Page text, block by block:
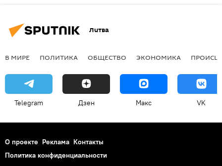
Литва
В МИРЕ ПОЛИТИКА ОБЩЕСТВО ЭКОНОМИКА
Telegram Дзен Макс VK
О проекте Реклама Контакты
Политика конфиденциальности